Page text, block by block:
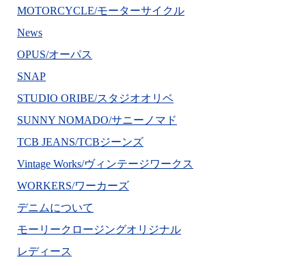
MOTORCYCLE/モーターサイクル
News
OPUS/オーパス
SNAP
STUDIO ORIBE/スタジオオリベ
SUNNY NOMADO/サニーノマド
TCB JEANS/TCBジーンズ
Vintage Works/ヴィンテージワークス
WORKERS/ワーカーズ
デニムについて
モーリークロージングオリジナル
レディース